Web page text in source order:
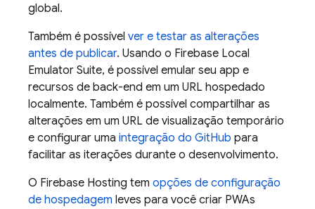
global.
Também é possível ver e testar as alterações
antes de publicar. Usando o Firebase Local
Emulator Suite, é possível emular seu app e
recursos de back-end em um URL hospedado
localmente. Também é possível compartilhar as
alterações em um URL de visualização temporário
e configurar uma integração do GitHub para
facilitar as iterações durante o desenvolvimento.
O Firebase Hosting tem opções de configuração
de hospedagem leves para você criar PWAs